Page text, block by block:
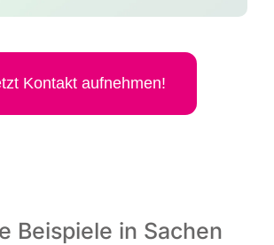
Kon­takt aufnehmen!
Beispiele in Sachen